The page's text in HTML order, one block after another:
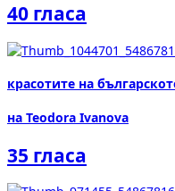
40 гласа
красотите на
на Teodora Ivanova
35 гласа